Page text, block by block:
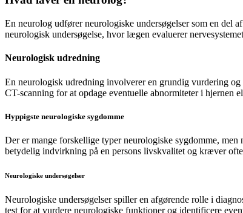
En neurolog udfører neurologiske undersøgelser som en del
neurologisk undersøgelse, hvor lægen evaluerer
Neurologisk udredning
En neurologisk udredning involverer en grundig vurdering og
CT-scanning for at opdage eventuelle abnormiteter i hjernen
Hyppigste neurologiske sygdomme
Der er mange forskellige typer neurologiske sygdomme,
betydelig indvirkning på en persons livskvalitet og kræver
Neurologiske undersøgelser
Neurologiske undersøgelser spiller en afgørende rolle i
test for at vurdere neurologiske funktioner og identificere